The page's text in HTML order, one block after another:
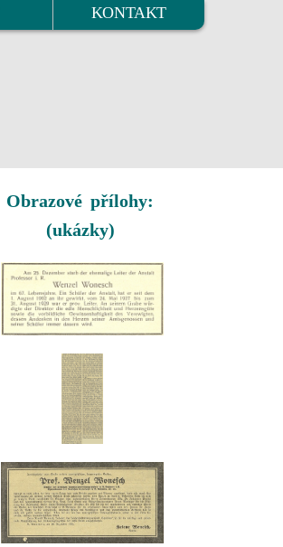
KONTAKT
Obrazové přílohy:
(ukázky)